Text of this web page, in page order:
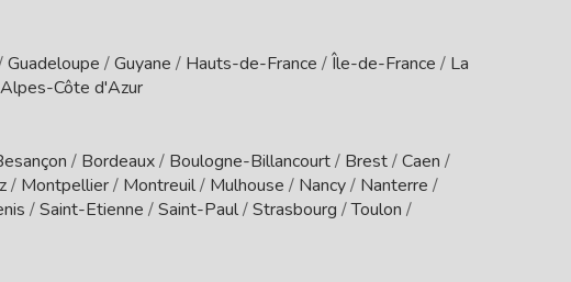
Guadeloupe /Guyane / Hauts-de-France /Île-de-France / La
Côte d'Azur
/ Bordeaux/ Boulogne-Billancourt/ Brest/Caen /
/ Montpellier/ Montreuil/ Mulhouse / Nancy/ Nanterre /
/Saint-Etienne /Saint-Paul/Strasbourg /Toulon /